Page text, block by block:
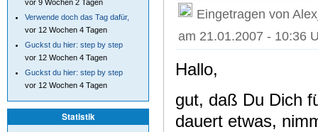
Eingetragen von
am 21.01.2007 - 10:36
Hallo,
gut, daß Du Dich
dauert etwas,
vor 9 Wochen 2 Tagen
Verwende doch das Tag dafür,
vor 12 Wochen 4 Tagen
Guckst du hier: step by step
vor 12 Wochen 4 Tagen
Guckst du hier: step by step
vor 12 Wochen 4 Tagen
Statistik